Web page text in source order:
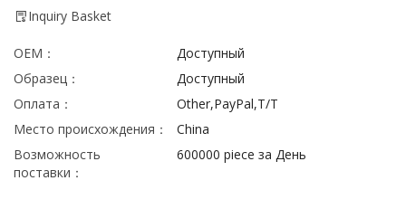
Inquiry Basket
ОЕМ：
Доступный
Образец：
Доступный
Оплата：
Other,PayPal,T/T
Место происхождения：
China
Возможность
поставки：
600000 piece за День